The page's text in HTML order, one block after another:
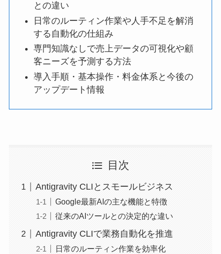
との違い
日常のルーティン作業や人手不足を解消
する自動化の仕組み
専門知識なしで売上データの可視化や顧
客ニーズを予測する方法
導入手順・基本操作・料金体系と今後の
アップデート情報
目次
Antigravity CLIとスモールビジネス
Google最新AIの主な機能と特徴
従来のAIツールとの決定的な違い
Antigravity CLIで業務自動化を推進
日常のルーティン作業を効率化